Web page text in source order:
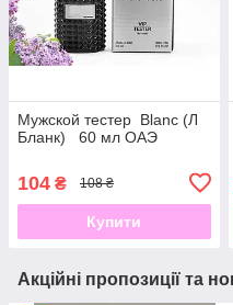
Мужской тестер Blanc (Л
Бланк) 60 мл ОАЭ
104 ₴ 108 ₴
Купити
Акційні пропозиції та